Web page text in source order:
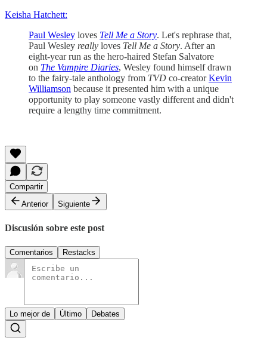
Keisha Hatchett:
Paul Wesley loves Tell Me a Story. Let's rephrase that,
Paul Wesley really loves Tell Me a Story. After an
eight-year run as the hero-haired Stefan Salvatore
on The Vampire Diaries, Wesley found himself drawn
to the fairy-tale anthology from TVD co-creatorKevin
Williamson because it presented him with a unique
opportunity to play someone vastly different and didn't
require a lengthy time commitment.
Compartir
Anterior
Siguiente
Discusión sobre este post
Comentarios Restacks
Lo mejor de Último Debates